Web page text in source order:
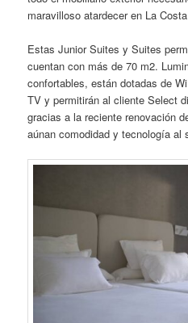
maravilloso atardecer en La
Estas Junior Suites y Suites
cuentan con más de 70 m2.
confortables, están dotadas de
TV y permitirán al cliente Select
gracias a la reciente renovación
aúnan comodidad y tecnología al